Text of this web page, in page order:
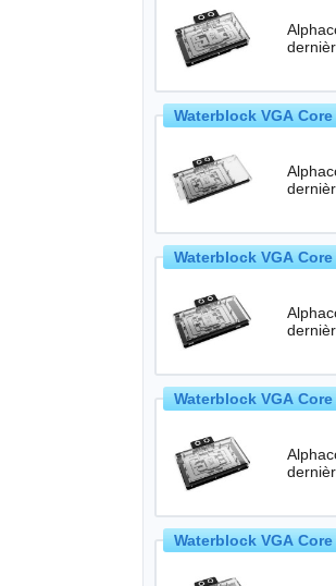
Waterblock VGA
Waterblock VGA
Waterblock VGA
Waterblock VGA